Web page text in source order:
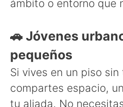
ámbito o entorno que
🚗 Jóvenes
pequeños
Si vives en un piso
compartes espacio,
tu aliada. No